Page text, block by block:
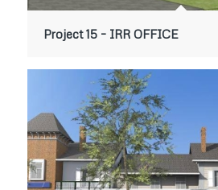
Project 15 – IRR OFFICE